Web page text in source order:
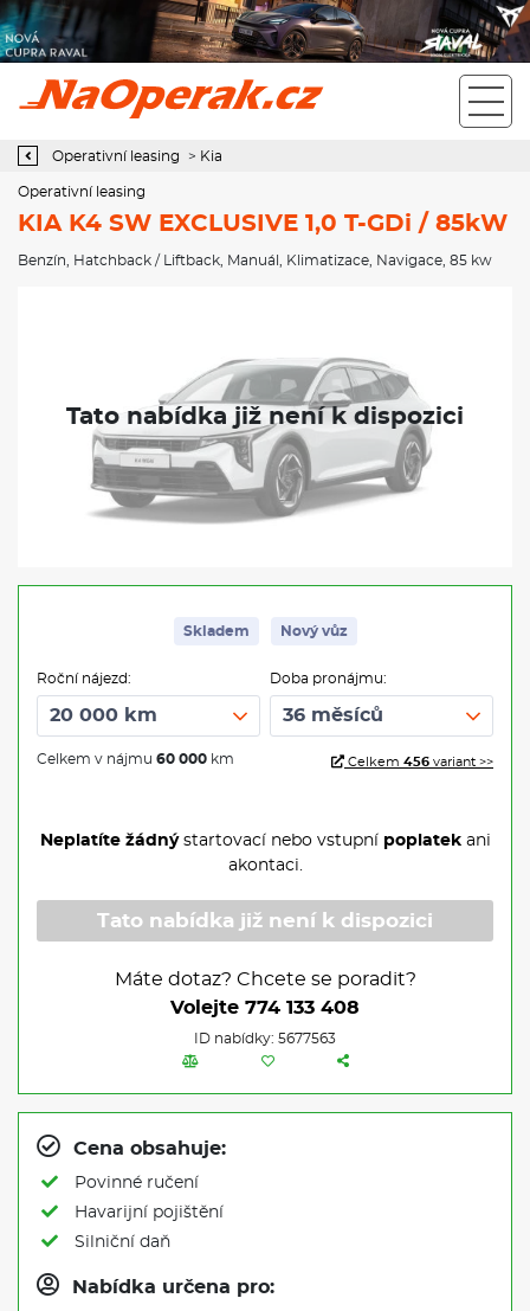
Operativní leasing KIA K4 SW EXCLUSIVE 1,0 T-GDi / 85kW
Operativní leasing > Kia
Operativní leasing
KIA K4 SW EXCLUSIVE 1,0 T-GDi / 85kW
Benzín Hatchback / Liftback Manuál Klimatizace Navigace , 85 kw
Skladem Nový vůz
Roční nájezd:
Celkem v nájmu 60 000 km
Doba pronájmu:
Celkem 456 variant >>
Neplatíte žádnýstartovací nebo vstupní poplatekani
akontaci.
Tato nabídka již není k dispozici
Máte dotaz? Chcete se poradit?
Volejte 774 133 408
ID nabídky: 5677563
Cena obsahuje:
Povinné ručení
Havarijní pojištění
Silniční daň
Nabídka určena pro: